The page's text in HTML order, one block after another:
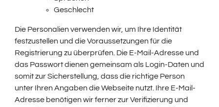
Geschlecht
Die Personalien verwenden wir, um Ihre Identität
festzustellen und die Voraussetzungen für die
Registrierung zu überprüfen. Die E-Mail-Adresse und
das Passwort dienen gemeinsam als Login-Daten und
somit zur Sicherstellung, dass die richtige Person
unter Ihren Angaben die Webseite nutzt. Ihre E-Mail-
Adresse benötigen wir ferner zur Verifizierung und